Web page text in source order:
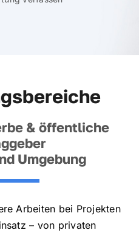
& öffentliche
Umgebung
Arbeiten bei Projekten
– von privaten